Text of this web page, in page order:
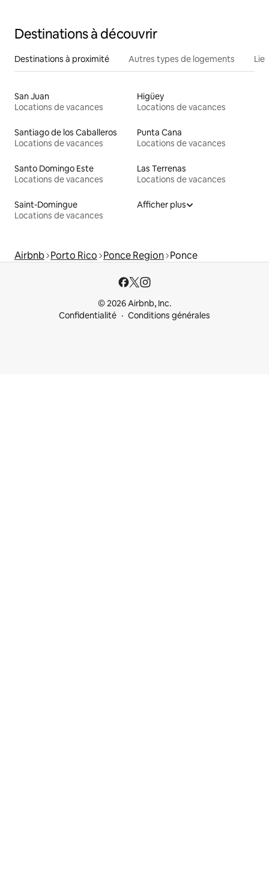
Destinations à découvrir
Destinations à proximité Autres types de logements
San Juan
Locations de vacances
Higüey
Locations de vacances
Santiago de los Caballeros
Locations de vacances
Punta Cana
Locations de vacances
Santo Domingo Este
Locations de vacances
Las Terrenas
Locations de vacances
Saint-Domingue
Locations de vacances
Afficher plus
Airbnb Porto Rico Ponce Region Ponce
© 2026 Airbnb, Inc.
Confidentialité
Conditions générales